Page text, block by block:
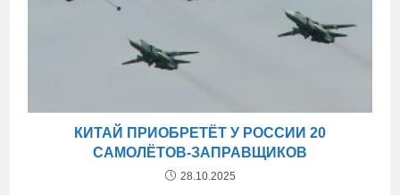
КИТАЙ ПРИОБРЕТЁТ У РОССИИ 20
САМОЛЁТОВ-ЗАПРАВЩИКОВ
28.10.2025